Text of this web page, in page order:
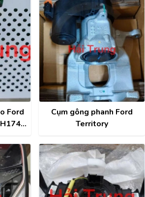
Ford
Cụm gông phanh Ford
Territory